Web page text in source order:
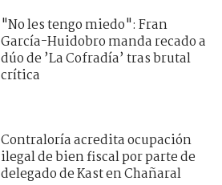
"No les tengo miedo": Fran
García-Huidobro manda recado a
dúo de ’La Cofradía’ tras brutal
crítica
Contraloría acredita ocupación
ilegal de bien fiscal por parte de
delegado de Kast en Chañaral